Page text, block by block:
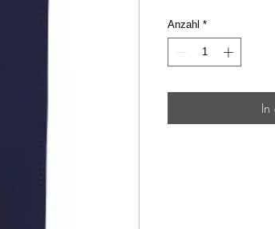
Anzahl *